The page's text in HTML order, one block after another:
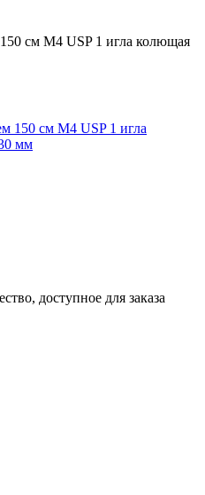
см М4 USP 1 игла колющая
доступное для заказа